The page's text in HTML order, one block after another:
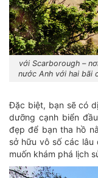
với Scarborough –
nước Anh với hai bãi
Đặc biệt, bạn sẽ có
dưỡng cạnh biển
đẹp để bạn tha hồ
sở hữu vô số các
muốn khám phá lịch